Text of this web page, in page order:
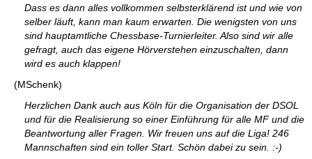
Dass es dann alles vollkommen selbsterklärend ist und wie von
selber läuft, kann man kaum erwarten. Die wenigsten von uns
sind hauptamtliche Chessbase-Turnierleiter. Also sind wir alle
gefragt, auch das eigene Hörverstehen einzuschalten, dann
wird es auch klappen!
(MSchenk)
Herzlichen Dank auch aus Köln für die Organisation der DSOL
und für die Realisierung so einer Einführung für alle MF und die
Beantwortung aller Fragen. Wir freuen uns auf die Liga! 246
Mannschaften sind ein toller Start. Schön dabei zu sein. :-)